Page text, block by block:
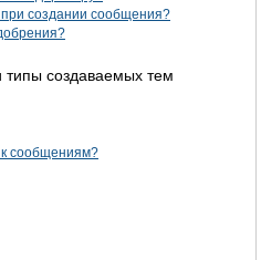
создании сообщения?
создаваемых тем
сообщениям?